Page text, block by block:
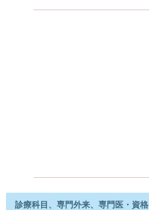
診療科目、専門外来、専門医・資格